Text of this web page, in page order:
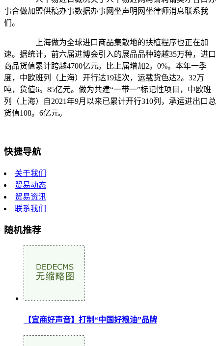
事合做加盟供稿办事数据办事网坐声明网坐律师消息联系我
们。
上海做为全球进口商品集散地的扶植程序也正在加
速。据统计，前六届进博会引入的展品品种跨越35万种，进口
商品货值累计跨越4700亿元。比上届增加2。0%。本年一季
度，中欧班列（上海）开行达19班次，运载货色达2。32万
吨，货值6。85亿元。做为共建“一带一”标记性项目，中欧班
列（上海）自2021年9月以来已累计开行310列，承运进出口总
货值108。6亿元。
快捷导航
关于我们
贸易动态
贸易资讯
联系我们
随机推荐
【宜商好声音】打制“中国好粮油”品牌